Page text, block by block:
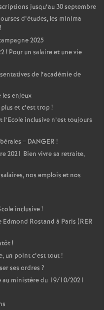
jusqu’au 30 septembre
d’études, les minima
!
2025
! Pour un salaire et une vie
de l’académie de
enjeux
et c’est trop!
inclusive n’est toujours
= DANGER !
2021 Bien vivre sa retraite,
nos emplois et nos
inclusive!
Rostand à Paris (RER
!
un point c’est tout!
ses ordres ?
au ministère du 19/10/2021